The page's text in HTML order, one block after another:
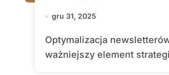
gru 31, 2025
Optymalizacja newsletterów pod kątem wyszukiwarek internetowych to coraz
ważniejszy element